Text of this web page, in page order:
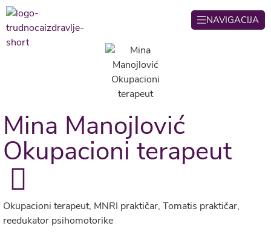
NAVIGACIJA
Mina Manojlović
Okupacioni terapeut
Okupacioni terapeut, MNRI praktičar, Tomatis praktičar,
reedukator psihomotorike